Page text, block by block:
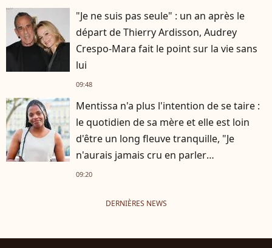
"Je ne suis pas seule" : un an après le
départ de Thierry Ardisson, Audrey
Crespo-Mara fait le point sur la vie sans
lui
09:48
Mentissa n'a plus l'intention de se taire :
le quotidien de sa mère et elle est loin
d'être un long fleuve tranquille, "Je
n'aurais jamais cru en parler
publiquement"
09:20
DERNIÈRES NEWS